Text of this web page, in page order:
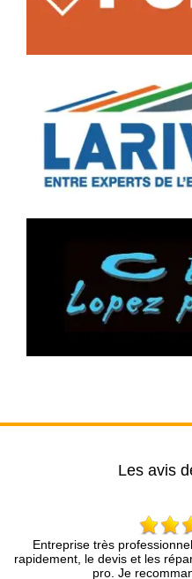
Les avis
très professionnelle. Nous
le devis et les réparations ont
pro. Je recommande cette